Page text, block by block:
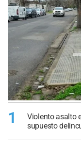
1
Violento asalto
supuesto